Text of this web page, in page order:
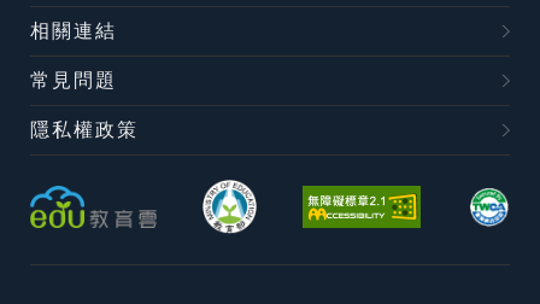
相關連結
常見問題
隱私權政策